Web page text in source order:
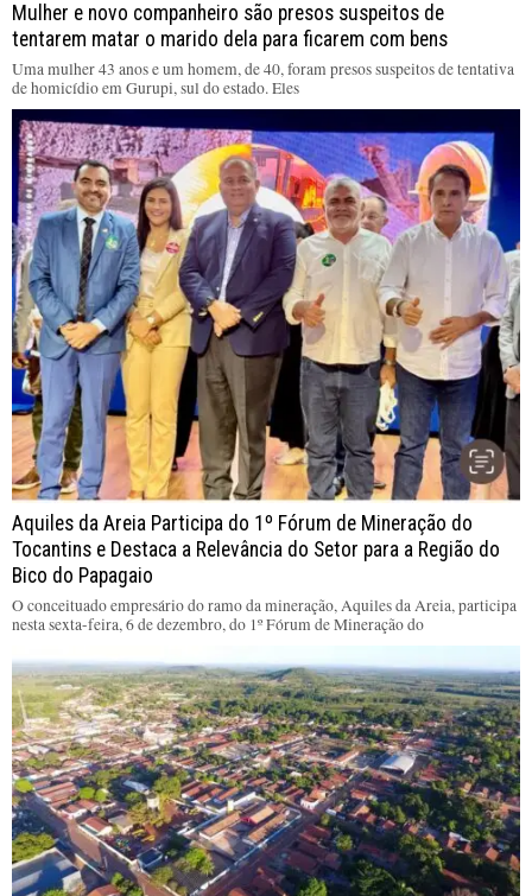
Mulher e novo companheiro são presos suspeitos de
tentarem matar o marido dela para ficarem com bens
Uma mulher 43 anos e um homem, de 40, foram presos suspeitos de tentativa
de homicídio em Gurupi, sul do estado. Eles
Aquiles da Areia Participa do 1º Fórum de Mineração do
Tocantins e Destaca a Relevância do Setor para a Região do
Bico do Papagaio
O conceituado empresário do ramo da mineração, Aquiles da Areia, participa
nesta sexta-feira, 6 de dezembro, do 1º Fórum de Mineração do